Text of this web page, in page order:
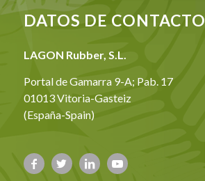
DATOS DE CONTACTO
LAGON Rubber, S.L.
Portal de Gamarra 9-A; Pab. 17
01013 Vitoria-Gasteiz
(España-Spain)